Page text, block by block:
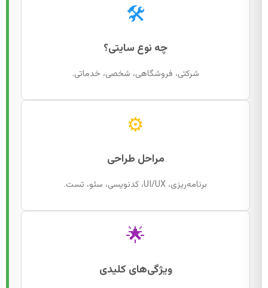
🛠️
چه نوع سایتی؟
شرکتی، فروشگاهی، شخصی، خدماتی.
⚙️
مراحل طراحی
برنامه‌ریزی، UI/UX، کدنویسی، سئو، تست.
🌟
ویژگی‌های کلیدی